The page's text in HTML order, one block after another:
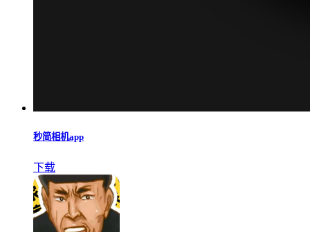
秒简相机app
下载